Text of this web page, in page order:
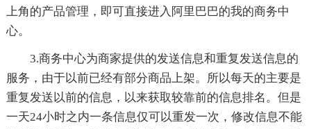
上角的产品管理，即可直接进入阿里巴巴的我的商务中
心。
3.商务中心为商家提供的发送信息和重复发送信息的
服务，由于以前已经有部分商品上架。所以每天的主要是
重复发送以前的信息，以来获取较靠前的信息排名。但是
一天24小时之内一条信息仅可以重发一次，修改信息不能